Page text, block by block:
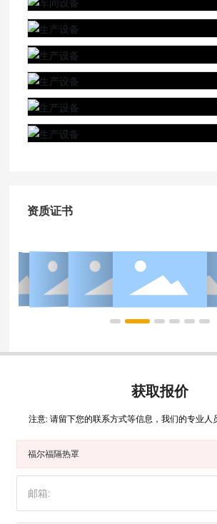
资质证书
获取报价
注意: 请留下您的联系方式等信息，我们的专业人
福尔福隔热罩